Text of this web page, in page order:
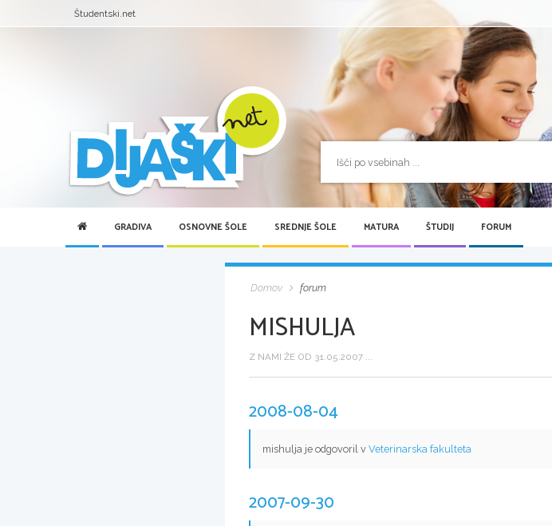
Študentski.net
GRADIVA OSNOVNE ŠOLE SREDNJE ŠOLE MATURA ŠTUDIJ FORUM
Domov forum
MISHULJA
Z NAMI ŽE OD 31.05.2007 ...
2008-08-04
mishulja je odgovoril v Veterinarska fakulteta
2007-09-30